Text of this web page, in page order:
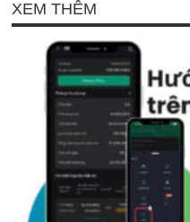
XEM THÊM